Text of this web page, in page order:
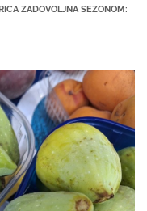
ZADOVOLJNA SEZONOM: